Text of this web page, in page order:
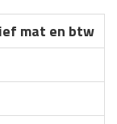
mat en btw